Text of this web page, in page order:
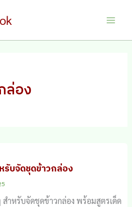
ล่อง
รับจัดชุดข้าวกล่อง
ำหรับจัดชุดข้าวกล่อง พร้อมสูตรเด็ด